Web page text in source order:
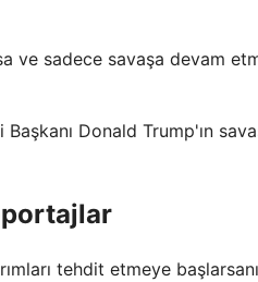
ve sadece savaşa devam
Donald Trump'ın
tehdit etmeye